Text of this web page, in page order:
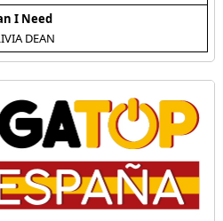
I Need
DEAN